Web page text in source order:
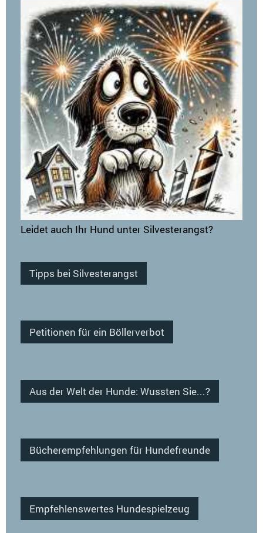
Leidet auch Ihr Hund unter Silvesterangst?
Tipps bei Silvesterangst
Petitionen für ein Böllerverbot
Aus der Welt der Hunde: Wussten Sie...?
Bücherempfehlungen für Hundefreunde
Empfehlenswertes Hundespielzeug